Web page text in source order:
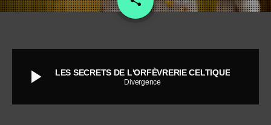
play_arrow LES SECRETS DE L'ORFÈVRERIE CELTIQUE
Divergence